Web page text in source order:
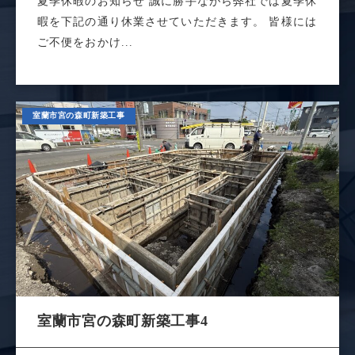
暇を下記の通り休業させていただきます。 皆様には
ご不便をおかけ...
室蘭市宮の森町新築工事
室蘭市宮の森町新築工事4